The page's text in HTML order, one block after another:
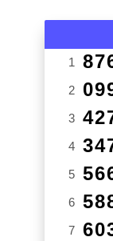
1
2
3
4
5
6
7